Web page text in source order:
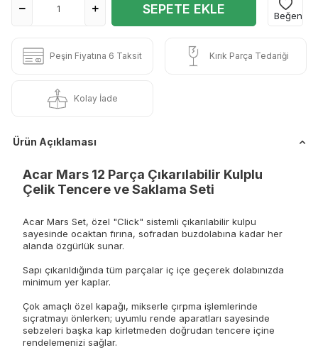
SEPETE EKLE Beğen
Peşin Fiyatına 6 Taksit Kırık Parça Tedariği
Kolay İade
Ürün Açıklaması
Acar Mars 12 Parça Çıkarılabilir Kulplu
Çelik Tencere ve Saklama Seti
Acar Mars Set, özel "Click" sistemli çıkarılabilir kulpu
sayesinde ocaktan fırına, sofradan buzdolabına kadar her
alanda özgürlük sunar.
Sapı çıkarıldığında tüm parçalar iç içe geçerek dolabınızda
minimum yer kaplar.
Çok amaçlı özel kapağı, mikserle çırpma işlemlerinde
sıçratmayı önlerken; uyumlu rende aparatları sayesinde
sebzeleri başka kap kirletmeden doğrudan tencere içine
rendelemenizi sağlar.